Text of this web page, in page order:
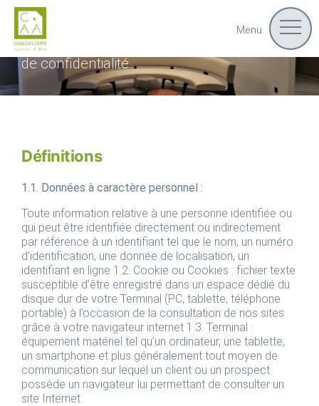
Menu
Accueil
Politique
de confidentialité
Définitions
1.1. Données à caractère personnel :
Toute information relative à une personne identifiée ou
qui peut être identifiée directement ou indirectement
par référence à un identifiant tel que le nom, un numéro
d’identification, une donnée de localisation, un
identifiant en ligne 1.2. Cookie ou Cookies : fichier texte
susceptible d’être enregistré dans un espace dédié du
disque dur de votre Terminal (PC, tablette, téléphone
portable) à l’occasion de la consultation de nos sites
grâce à votre navigateur internet 1.3. Terminal :
équipement matériel tel qu’un ordinateur, une tablette,
un smartphone et plus généralement tout moyen de
communication sur lequel un client ou un prospect
possède un navigateur lui permettant de consulter un
site Internet